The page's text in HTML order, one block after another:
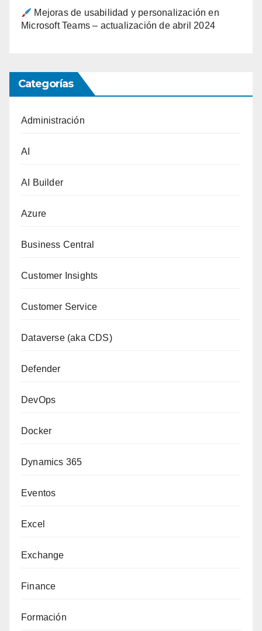
Mejoras de usabilidad y personalización en
Microsoft Teams – actualización de abril 2024
Categorías
Administración
AI
AI Builder
Azure
Business Central
Customer Insights
Customer Service
Dataverse (aka CDS)
Defender
DevOps
Docker
Dynamics 365
Eventos
Excel
Exchange
Finance
Formación